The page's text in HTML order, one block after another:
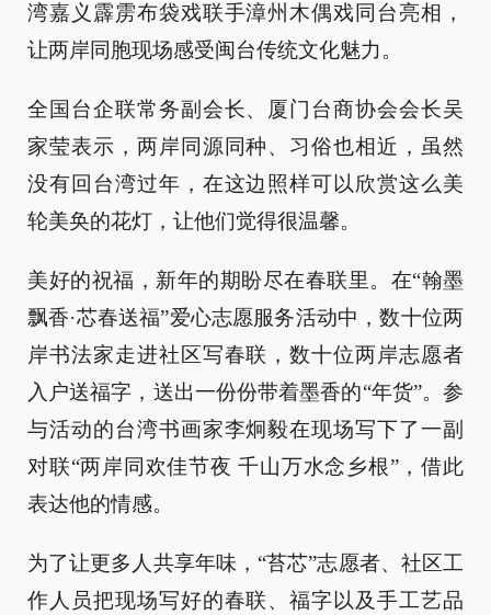
湾嘉义霹雳布袋戏联手漳州木偶戏同台亮相，
让两岸同胞现场感受闽台传统文化魅力。
全国台企联常务副会长、厦门台商协会会长吴
家莹表示，两岸同源同种、习俗也相近，虽然
没有回台湾过年，在这边照样可以欣赏这么美
轮美奂的花灯，让他们觉得很温馨。
美好的祝福，新年的期盼尽在春联里。在“翰墨
飘香·芯春送福”爱心志愿服务活动中，数十位两
岸书法家走进社区写春联，数十位两岸志愿者
入户送福字，送出一份份带着墨香的“年货”。参
与活动的台湾书画家李炯毅在现场写下了一副
对联“两岸同欢佳节夜 千山万水念乡根”，借此
表达他的情感。
为了让更多人共享年味，“苔芯”志愿者、社区工
作人员把现场写好的春联、福字以及手工艺品